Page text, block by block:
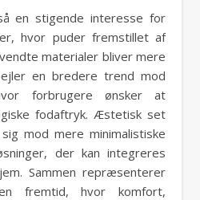
en stigende interesse for
hvor puder fremstillet af
materialer bliver mere
en bredere trend mod
forbrugere ønsker at
fodaftryk. Æstetisk set
mod mere minimalistiske
der kan integreres
Sammen repræsenterer
fremtid, hvor komfort,